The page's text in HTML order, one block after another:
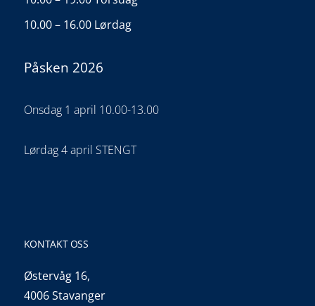
10.00 – 16.00 Lørdag
Påsken 2026
Onsdag 1 april 10.00-13.00
Lørdag 4 april STENGT
KONTAKT OSS
Østervåg 16,
4006 Stavanger